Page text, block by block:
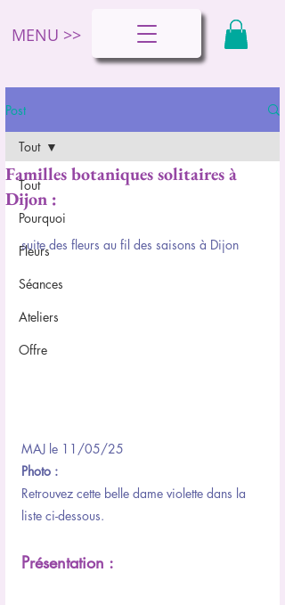
MENU >>
Post
Tout
Pourquoi
Fleurs
Séances
Ateliers
Offre
Tout
Familles botaniques solitaires à
Dijon :
suite des fleurs au fil des saisons à Dijon
MAJ le 11/05/25
Photo :
Retrouvez cette belle dame violette dans la
liste ci-dessous.
Présentation :